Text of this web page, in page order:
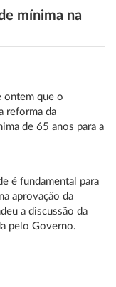
mínima na
ontem que o
reforma da
de 65 anos para a
é fundamental para
aprovação da
a discussão da
pelo Governo.